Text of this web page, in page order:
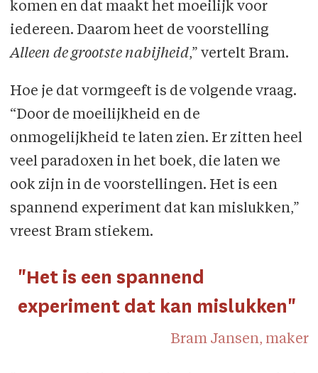
komen en dat maakt het moeilijk voor
iedereen. Daarom heet de voorstelling
Alleen de grootste nabijheid,” vertelt Bram.
Hoe je dat vormgeeft is de volgende vraag.
“Door de moeilijkheid en de
onmogelijkheid te laten zien. Er zitten heel
veel paradoxen in het boek, die laten we
ook zijn in de voorstellingen. Het is een
spannend experiment dat kan mislukken,”
vreest Bram stiekem.
"Het is een spannend
experiment dat kan mislukken"
Bram Jansen, maker